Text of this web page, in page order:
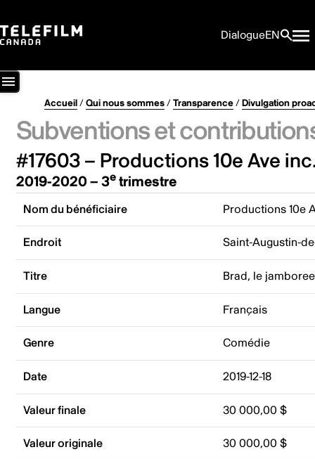
DialogueEN
Accueil/Qui nous sommes/Transparence/Divulgation
Subventions et
#17603 – Productions 10e Ave
2019-2020 – 3etrimestre
Nom du bénéficiaire Productions 10e
Endroit Saint-Augustin-
Titre Brad, le
Langue Français
Genre Comédie
Date 2019-12-18
Valeur finale 30 000,00 $
Valeur originale 30 000,00 $